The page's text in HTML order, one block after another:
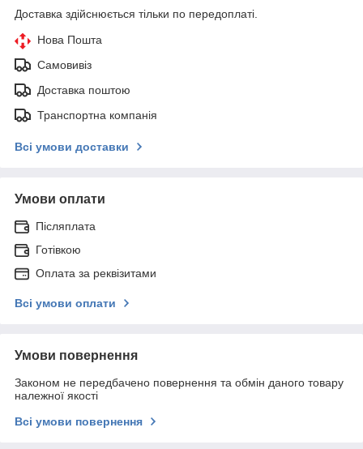
Доставка здійснюється тільки по передоплаті.
Нова Пошта
Самовивіз
Доставка поштою
Транспортна компанія
Всі умови доставки
Умови оплати
Післяплата
Готівкою
Оплата за реквізитами
Всі умови оплати
Умови повернення
Законом не передбачено повернення та обмін даного товару
належної якості
Всі умови повернення